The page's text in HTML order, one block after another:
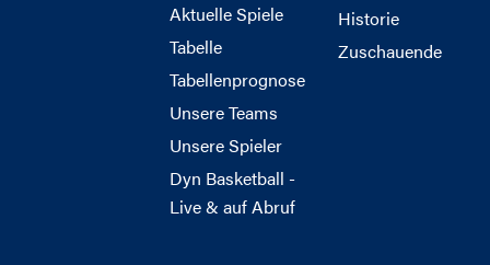
Aktuelle Spiele
Tabelle
Tabellenprognose
Unsere Teams
Unsere Spieler
Dyn Basketball -
Live & auf Abruf
Historie
Zuschauende